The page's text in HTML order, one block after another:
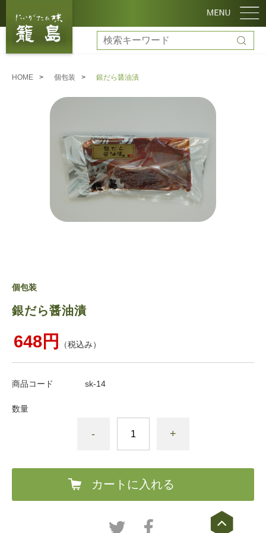
HOME 個包装 銀だら醤油漬
個包装
銀だら醤油漬
648円 （税込み）
商品コード sk-14
数量
- +
カートに入れる